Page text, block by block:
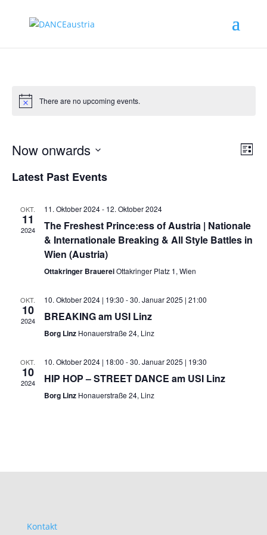
There are no upcoming events.
Search
Liste
Now onwards
date.
Latest Past Events
OKT.
11
2024
11. Oktober 2024- 12. Oktober 2024
The Freshest Prince:ess of Austria | Nationale
& Internationale Breaking & All Style Battles in
Wien (Austria)
Ottakringer BrauereiOttakringer Platz 1, Wien
OKT.
10
2024
10. Oktober 2024 | 19:30 -30. Januar 2025 | 21:00
BREAKING am USI Linz
Borg Linz Honauerstraße 24, Linz
OKT.
10
2024
10. Oktober 2024 | 18:00 -30. Januar 2025 | 19:30
HIP HOP – STREET DANCE am USI Linz
Borg Linz Honauerstraße 24, Linz
Kontakt